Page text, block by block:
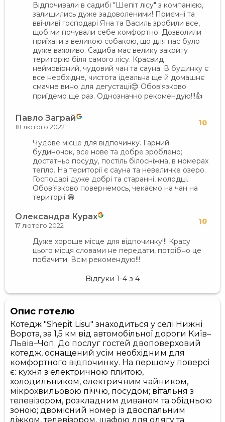
Відпочивали в садибі "Шепіт лісу" з компанією,
залишились дуже задоволеними! Приємні та
ввічливі господарі Яна та Василь зробили все,
щоб ми почували себе комфортно. Дозволили
приїхати з великою собакою, що для нас було
дуже важливо. Садиба має велику закриту
територію біля самого лісу. Краєвид
неймовірний, чудовий чан та сауна. В будинку є
все необхідне, чистота ідеальна ще й домашнє
смачне вино для дегустації😊 Обов'язково
приїдемо ще раз. Однозначно рекомендую!!!👍
Павло Заграй 10
18 лютого 2022
Чудове місце для відпочинку. Гарний
будиночок, все нове та добре зроблено;
достатньо посуду, постіль білосніжна, в номерах
тепло. На території є сауна та невеличке озеро.
Господарі дуже добрі та старанні, молодці.
Обов’язково повернемось, чекаємо на чан на
території 😁
Олександра Курах 10
17 лютого 2022
Дуже хороше місце для відпочинку!!! Красу
цього місця словами не передати, потрібно це
побачити. Всім рекомендую!!!
Відгуки 1-4 з 4
Опис готелю
Котедж "Shepit Lisu" знаходиться у селі Нижні
Ворота, за 1,5 км від автомобільної дороги Київ–
Львів–Чоп. До послуг гостей двоповерховий
котедж, оснащений усім необхідним для
комфортного відпочинку. На першому поверсі
є: кухня з електричною плитою,
холодильником, електричним чайником,
мікрохвильовою піччю, посудом; вітальня з
телевізором, розкладним диваном та обідньою
зоною; двомісний номер із двоспальним
ліжком, телевізором, шафою для одягу та